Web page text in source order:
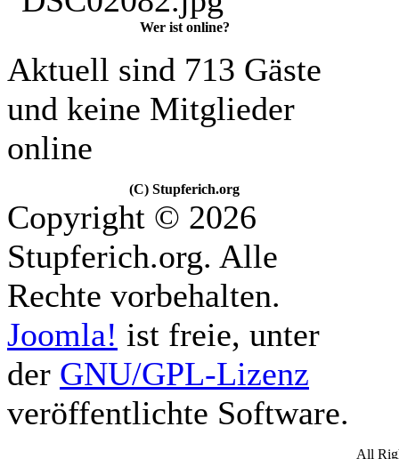
Wer ist online?
Aktuell sind 713 Gäste
und keine Mitglieder
online
(C) Stupferich.org
Copyright © 2026
Stupferich.org. Alle
Rechte vorbehalten.
Joomla! ist freie, unter
der GNU/GPL-Lizenz
veröffentlichte Software.
All